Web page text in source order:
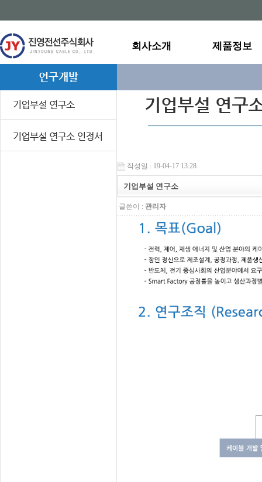
회사소개 제품정보
작성일 : 19-04-17 13:28
기업부설 연구소
글쓴이 : 관리자